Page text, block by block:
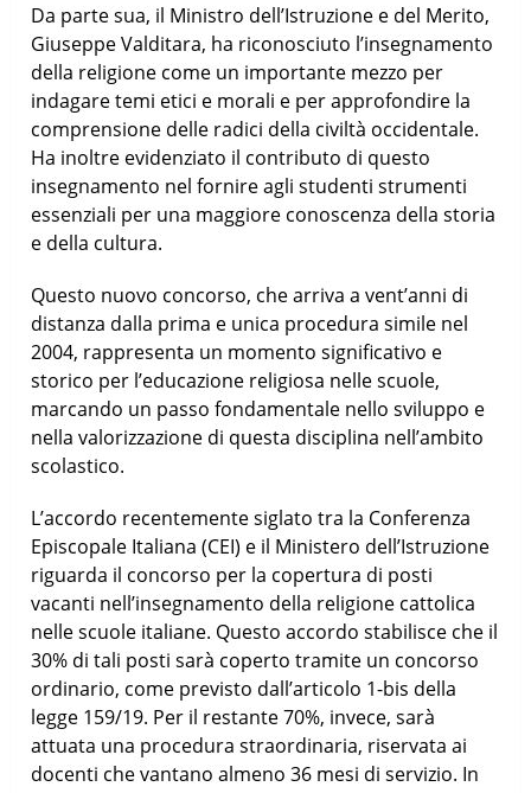
Da parte sua, il Ministro dell’Istruzione e del Merito,
Giuseppe Valditara, ha riconosciuto l’insegnamento
della religione come un importante mezzo per
indagare temi etici e morali e per approfondire la
comprensione delle radici della civiltà occidentale.
Ha inoltre evidenziato il contributo di questo
insegnamento nel fornire agli studenti strumenti
essenziali per una maggiore conoscenza della storia
e della cultura.
Questo nuovo concorso, che arriva a vent’anni di
distanza dalla prima e unica procedura simile nel
2004, rappresenta un momento significativo e
storico per l’educazione religiosa nelle scuole,
marcando un passo fondamentale nello sviluppo e
nella valorizzazione di questa disciplina nell’ambito
scolastico.
L’accordo recentemente siglato tra la Conferenza
Episcopale Italiana (CEI) e il Ministero dell’Istruzione
riguarda il concorso per la copertura di posti
vacanti nell’insegnamento della religione cattolica
nelle scuole italiane. Questo accordo stabilisce che il
30% di tali posti sarà coperto tramite un concorso
ordinario, come previsto dall’articolo 1-bis della
legge 159/19. Per il restante 70%, invece, sarà
attuata una procedura straordinaria, riservata ai
docenti che vantano almeno 36 mesi di servizio. In